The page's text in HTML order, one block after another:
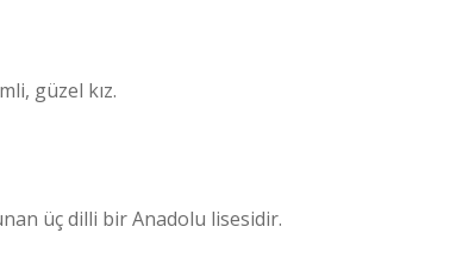
güzel kız.
üç dilli bir Anadolu lisesidir.